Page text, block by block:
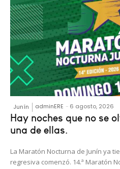
Junín adminERE - 6 agosto, 2026
Hay noches que no se
una de ellas.
La Maratón Nocturna de Junín ya
regresiva comenzó. 14.ª Maratón